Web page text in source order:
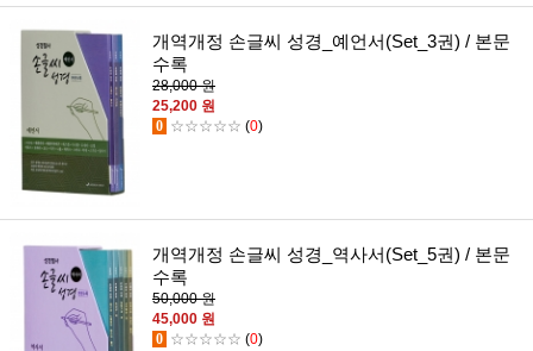
개역개정 손글씨 성경_예언서(Set_3권) / 본문
수록
28,000 원
25,200 원
0 ☆☆☆☆☆ (0)
개역개정 손글씨 성경_역사서(Set_5권) / 본문
수록
50,000 원
45,000 원
0 ☆☆☆☆☆ (0)